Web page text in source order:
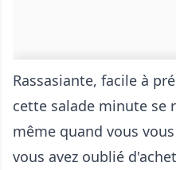
Rassasiante, facile à
cette salade minute se
même quand vous
vous avez oublié